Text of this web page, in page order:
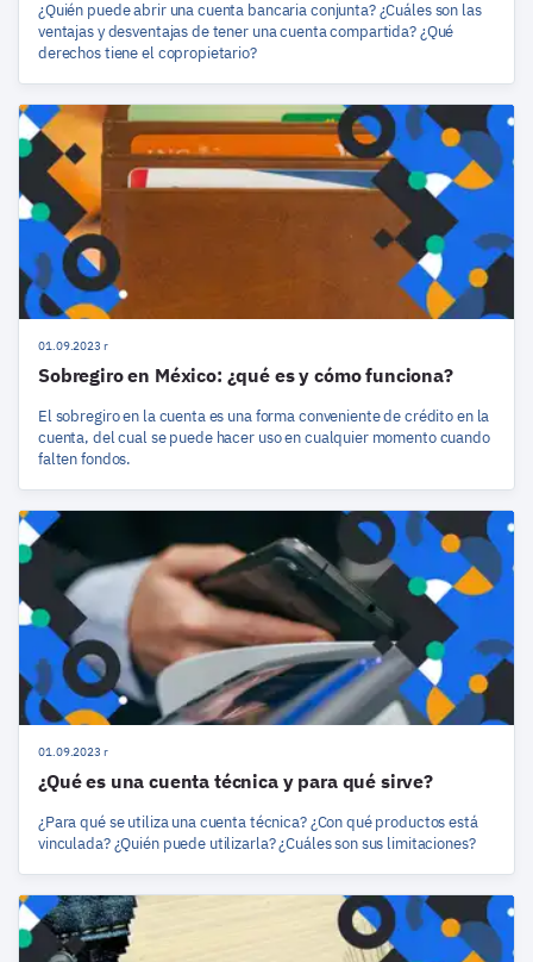
¿Quién puede abrir una cuenta bancaria conjunta? ¿Cuáles son las
ventajas y desventajas de tener una cuenta compartida? ¿Qué
derechos tiene el copropietario?
01.09.2023 r
Sobregiro en México: ¿qué es y cómo funciona?
El sobregiro en la cuenta es una forma conveniente de crédito en la
cuenta, del cual se puede hacer uso en cualquier momento cuando
falten fondos.
01.09.2023 r
¿Qué es una cuenta técnica y para qué sirve?
¿Para qué se utiliza una cuenta técnica? ¿Con qué productos está
vinculada? ¿Quién puede utilizarla? ¿Cuáles son sus limitaciones?